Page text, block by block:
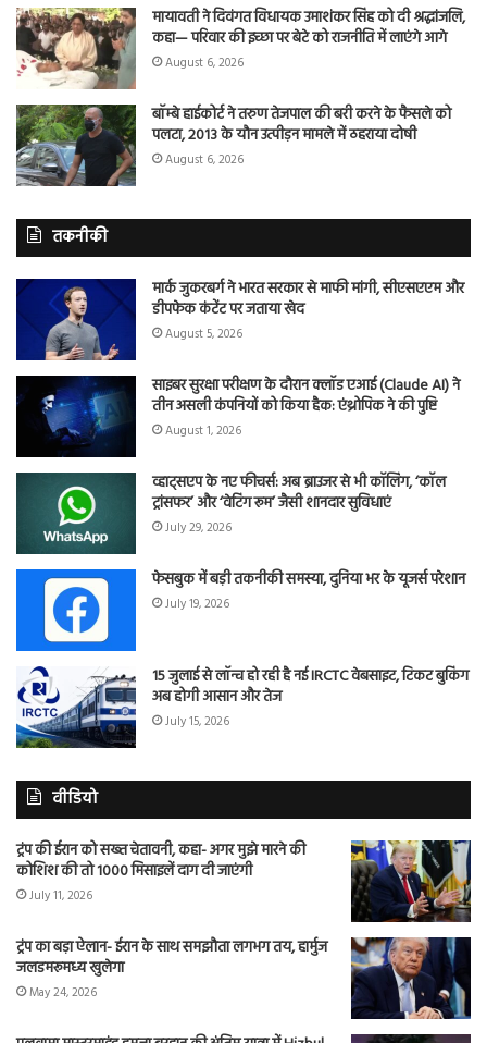
मायावती ने दिवंगत विधायक उमाशंकर सिंह को दी श्रद्धांजलि,
कहा— परिवार की इच्छा पर बेटे को राजनीति में लाएंगे आगे
August 6, 2026
बॉम्बे हाईकोर्ट ने तरुण तेजपाल की बरी करने के फैसले को
पलटा, 2013 के यौन उत्पीड़न मामले में ठहराया दोषी
August 6, 2026
तकनीकी
मार्क जुकरबर्ग ने भारत सरकार से माफी मांगी, सीएसएएम और
डीपफेक कंटेंट पर जताया खेद
August 5, 2026
साइबर सुरक्षा परीक्षण के दौरान क्लॉड एआई (Claude AI) ने
तीन असली कंपनियों को किया हैक: एंथ्रोपिक ने की पुष्टि
August 1, 2026
व्हाट्सएप के नए फीचर्स: अब ब्राउजर से भी कॉलिंग, ‘कॉल
ट्रांसफर’ और ‘वेटिंग रूम’ जैसी शानदार सुविधाएं
July 29, 2026
फेसबुक में बड़ी तकनीकी समस्या, दुनिया भर के यूजर्स परेशान
July 19, 2026
15 जुलाई से लॉन्च हो रही है नई IRCTC वेबसाइट, टिकट बुकिंग
अब होगी आसान और तेज
July 15, 2026
वीडियो
ट्रंप की ईरान को सख्त चेतावनी, कहा- अगर मुझे मारने की
कोशिश की तो 1000 मिसाइलें दाग दी जाएंगी
July 11, 2026
ट्रंप का बड़ा ऐलान- ईरान के साथ समझौता लगभग तय, हार्मुज
जलडमरूमध्य खुलेगा
May 24, 2026